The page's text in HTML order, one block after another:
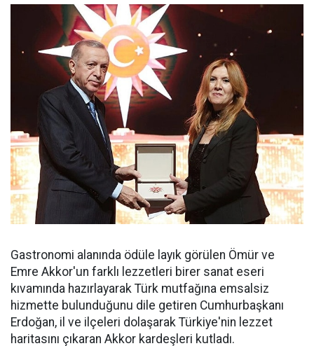
Gastronomi alanında ödüle layık görülen Ömür ve
Emre Akkor'un farklı lezzetleri birer sanat eseri
kıvamında hazırlayarak Türk mutfağına emsalsiz
hizmette bulunduğunu dile getiren Cumhurbaşkanı
Erdoğan, il ve ilçeleri dolaşarak Türkiye'nin lezzet
haritasını çıkaran Akkor kardeşleri kutladı.